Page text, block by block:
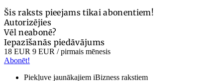
Šis raksts pieejams tikai abonentiem!
Autorizējies
Vēl neabonē?
Iepazīšanās piedāvājums
18 EUR 9 EUR / pirmais mēnesis
Abonēt!
Piekļuve jaunākajiem iBizness rakstiem